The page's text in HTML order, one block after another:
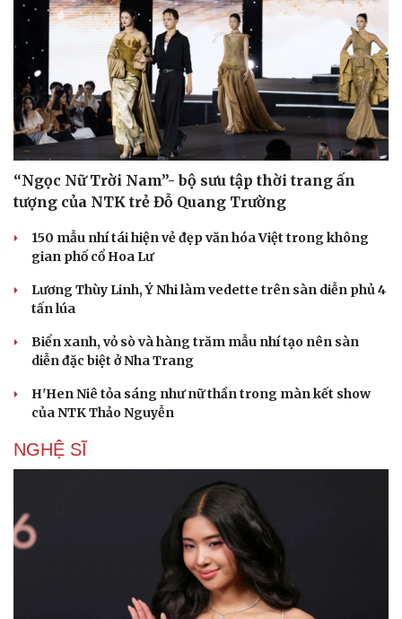
Văn hóa
Sân khấu - Điện ảnh
Văn học
Âm nhạc
Di sản
Giải trí
Nghệ sĩ
Thời trang
Sao Việt
“Ngọc Nữ Trời Nam”- bộ sưu tập thời trang ấn
tượng của NTK trẻ Đỗ Quang Trường
150 mẫu nhí tái hiện vẻ đẹp văn hóa Việt trong không
gian phố cổ Hoa Lư
Lương Thùy Linh, Ý Nhi làm vedette trên sàn diễn phủ 4
tấn lúa
Biển xanh, vỏ sò và hàng trăm mẫu nhí tạo nên sàn
diễn đặc biệt ở Nha Trang
H'Hen Niê tỏa sáng như nữ thần trong màn kết show
của NTK Thảo Nguyễn
NGHỆ SĨ